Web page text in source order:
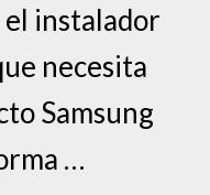
instalador
necesita
Samsung
…